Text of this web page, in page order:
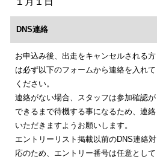
DNS連絡
お申込み後、出走をキャンセルされる方
は必ず以下のフォームから連絡を入れて
ください。
連絡がない場合、スタッフは参加確認が
できるまで待機する事になるため、連絡
いただきますようお願いします。
エントリーリスト掲載以前のDNS連絡対
応のため、エントリー番号は任意として